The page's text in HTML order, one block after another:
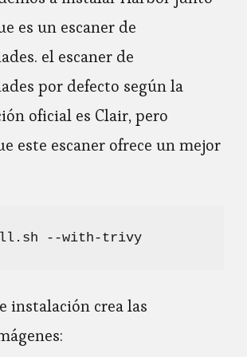
es un escaner de
el escaner de
por defecto según la
oficial es Clair, pero
este escaner ofrece un mejor
--with-trivy
instalación crea las